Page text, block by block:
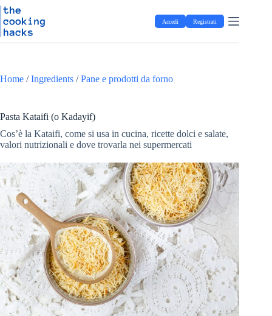
S
t
c
t
n
u
o
Salta
al
contenuto
Accedi Registrati
Home /Ingredients /Pane e prodotti da forno
Pasta Kataifi (o Kadayif)
Cos’è la Kataifi, come si usa in cucina, ricette dolci e salate,
valori nutrizionali e dove trovarla nei supermercati